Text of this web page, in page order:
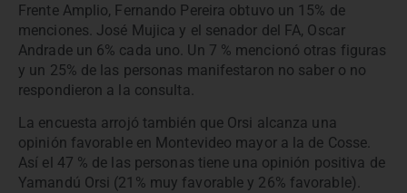
Frente Amplio, Fernando Pereira obtuvo un 15% de
menciones. José Mujica y el senador del FA, Oscar
Andrade un 6% cada uno. Un 7 % mencionó otras figuras
y un 25% de las personas manifestaron no saber o no
respondieron a la consulta.
La encuesta arrojó también que Orsi alcanza una
opinión favorable en Montevideo mayor a la de Cosse.
Así el 47 % de las personas tiene una opinión positiva de
Yamandú Orsi (21% muy favorable y 26% favorable).